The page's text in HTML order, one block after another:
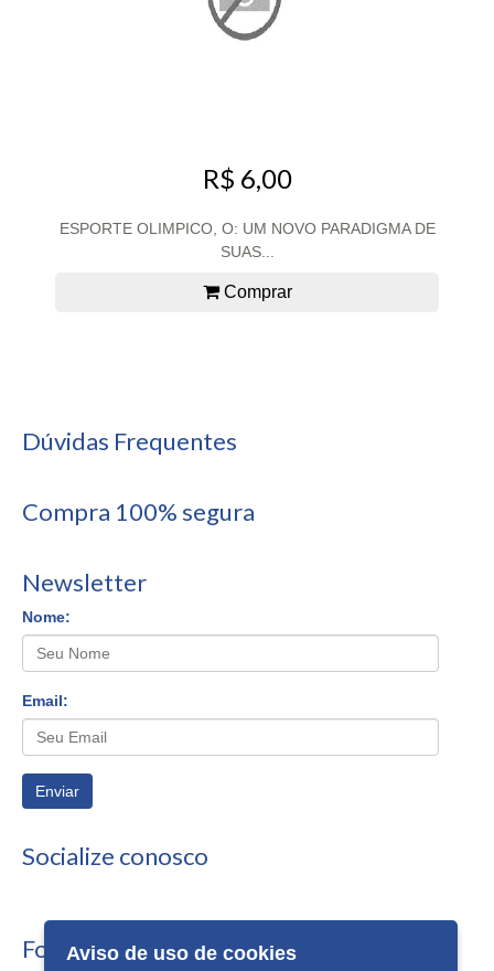
R$ 6,00
ESPORTE OLIMPICO, O: UM NOVO PARADIGMA DE
SUAS...
Comprar
Dúvidas Frequentes
Compra 100% segura
Newsletter
Nome:
Email:
Enviar
Socialize conosco
Formas de Pagamento
Aviso de uso de cookies